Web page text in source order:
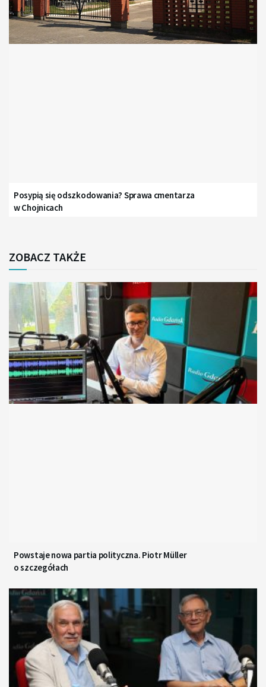
Posypią się odszkodowania? Sprawa cmentarza
w Chojnicach
ZOBACZ TAKŻE
Powstaje nowa partia polityczna. Piotr Müller
o szczegółach